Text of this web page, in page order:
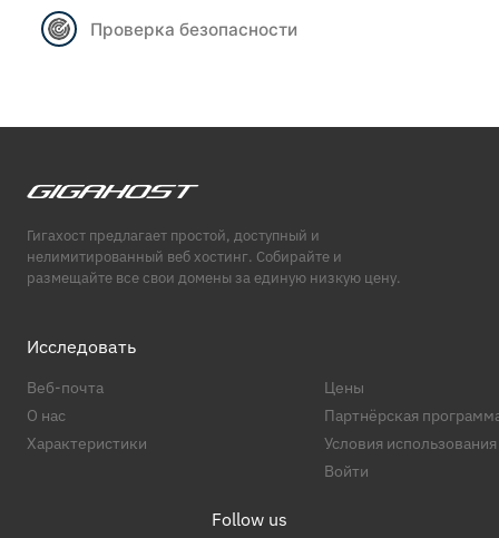
Проверка безопасности
Гигахост предлагает простой, доступный и
нелимитированный веб хостинг. Собирайте и
размещайте все свои домены за единую низкую цену.
Исследовать
Веб-почта
О нас
Характеристики
Цены
Партнёрская
Условия использования
Войти
Follow us